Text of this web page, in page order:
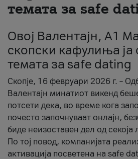
темата за safe
Овој Валентајн, A1
скопски кафулиња ја
темата за safe dating
Скопје, 16 февруари 2026 г. –
Валентајн минатиот викенд
потсети дека, во време кога
почесто започнуваат онлајн,
биде неизоставен дел од
По тој повод, компанијата
активација посветена на safe